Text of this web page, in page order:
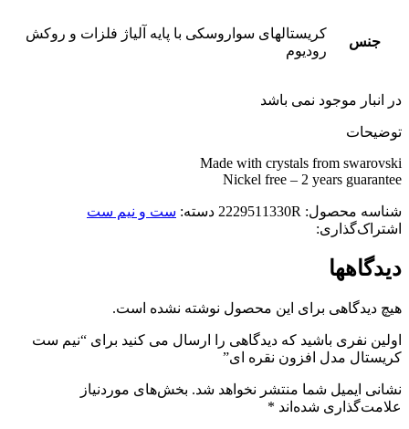
جنس
کریستالهای سواروسکی با پایه آلیاژ فلزات و روکش
رودیوم
در انبار موجود نمی باشد
توضیحات
Made with crystals from swarovski
Nickel free – 2 years guarantee
شناسه محصول: 2229511330R دسته: ست و نیم ست
اشتراک‌گذاری:
دیدگاهها
هیچ دیدگاهی برای این محصول نوشته نشده است.
اولین نفری باشید که دیدگاهی را ارسال می کنید برای “نیم ست
کریستال مدل افزون نقره ای”
نشانی ایمیل شما منتشر نخواهد شد. بخش‌های موردنیاز
علامت‌گذاری شده‌اند *